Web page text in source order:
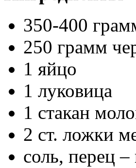
350-400
250 грамм
1 яйцо
1 луковица
1 стакан
2 ст. ложки
соль, перец –